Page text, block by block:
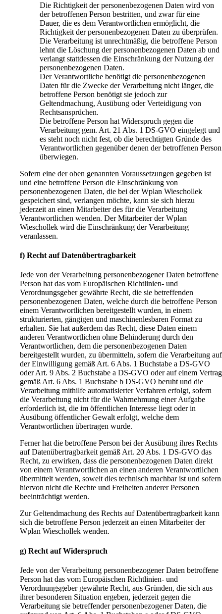
Die Richtigkeit der personenbezogenen Daten wird von
der betroffenen Person bestritten, und zwar für eine
Dauer, die es dem Verantwortlichen ermöglicht, die
Richtigkeit der personenbezogenen Daten zu überprüfen.
Die Verarbeitung ist unrechtmäßig, die betroffene Person
lehnt die Löschung der personenbezogenen Daten ab und
verlangt stattdessen die Einschränkung der Nutzung der
personenbezogenen Daten.
Der Verantwortliche benötigt die personenbezogenen
Daten für die Zwecke der Verarbeitung nicht länger, die
betroffene Person benötigt sie jedoch zur
Geltendmachung, Ausübung oder Verteidigung von
Rechtsansprüchen.
Die betroffene Person hat Widerspruch gegen die
Verarbeitung gem. Art. 21 Abs. 1 DS-GVO eingelegt und
es steht noch nicht fest, ob die berechtigten Gründe des
Verantwortlichen gegenüber denen der betroffenen Person
überwiegen.
Sofern eine der oben genannten Voraussetzungen gegeben ist
und eine betroffene Person die Einschränkung von
personenbezogenen Daten, die bei der Wplan Wieschollek
gespeichert sind, verlangen möchte, kann sie sich hierzu
jederzeit an einen Mitarbeiter des für die Verarbeitung
Verantwortlichen wenden. Der Mitarbeiter der Wplan
Wieschollek wird die Einschränkung der Verarbeitung
veranlassen.
f) Recht auf Datenübertragbarkeit
Jede von der Verarbeitung personenbezogener Daten betroffene
Person hat das vom Europäischen Richtlinien- und
Verordnungsgeber gewährte Recht, die sie betreffenden
personenbezogenen Daten, welche durch die betroffene Person
einem Verantwortlichen bereitgestellt wurden, in einem
strukturierten, gängigen und maschinenlesbaren Format zu
erhalten. Sie hat außerdem das Recht, diese Daten einem
anderen Verantwortlichen ohne Behinderung durch den
Verantwortlichen, dem die personenbezogenen Daten
bereitgestellt wurden, zu übermitteln, sofern die Verarbeitung auf
der Einwilligung gemäß Art. 6 Abs. 1 Buchstabe a DS-GVO
oder Art. 9 Abs. 2 Buchstabe a DS-GVO oder auf einem Vertrag
gemäß Art. 6 Abs. 1 Buchstabe b DS-GVO beruht und die
Verarbeitung mithilfe automatisierter Verfahren erfolgt, sofern
die Verarbeitung nicht für die Wahrnehmung einer Aufgabe
erforderlich ist, die im öffentlichen Interesse liegt oder in
Ausübung öffentlicher Gewalt erfolgt, welche dem
Verantwortlichen übertragen wurde.
Ferner hat die betroffene Person bei der Ausübung ihres Rechts
auf Datenübertragbarkeit gemäß Art. 20 Abs. 1 DS-GVO das
Recht, zu erwirken, dass die personenbezogenen Daten direkt
von einem Verantwortlichen an einen anderen Verantwortlichen
übermittelt werden, soweit dies technisch machbar ist und sofern
hiervon nicht die Rechte und Freiheiten anderer Personen
beeinträchtigt werden.
Zur Geltendmachung des Rechts auf Datenübertragbarkeit kann
sich die betroffene Person jederzeit an einen Mitarbeiter der
Wplan Wieschollek wenden.
g) Recht auf Widerspruch
Jede von der Verarbeitung personenbezogener Daten betroffene
Person hat das vom Europäischen Richtlinien- und
Verordnungsgeber gewährte Recht, aus Gründen, die sich aus
ihrer besonderen Situation ergeben, jederzeit gegen die
Verarbeitung sie betreffender personenbezogener Daten, die